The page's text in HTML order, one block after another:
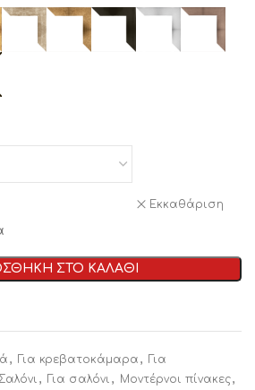
Εκκαθάριση
ΣΤΟ ΚΑΛΑΘΙ
, Για κρεβατοκάμαρα , Για
, Για σαλόνι , Μοντέρνοι πίνακες,